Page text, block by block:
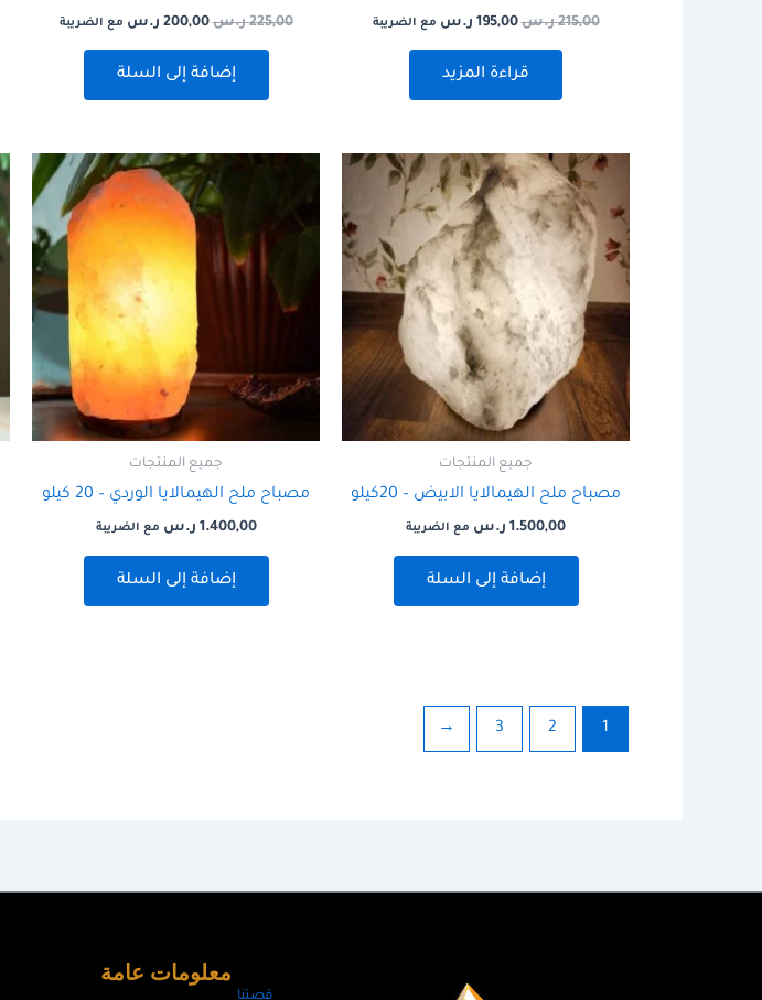
215,00 ر.س 195,00 ر.س مع الضريبة
قراءة المزيد
225,00 ر.س 200,00 ر.س مع الضريبة
إضافة إلى السلة
جميع المنتجات
مصباح ملح الهيمالايا الابيض – 20كيلو
1.500,00 ر.س مع الضريبة
إضافة إلى السلة
جميع المنتجات
مصباح ملح الهيمالايا الوردي – 20 كيلو
1.400,00 ر.س مع الضريبة
إضافة إلى السلة
1
2
3
←
معلومات عامة
قصتنا